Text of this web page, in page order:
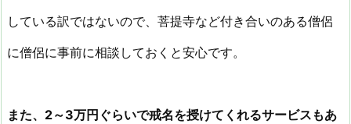
している訳ではないので、菩提寺など付き合いのある僧侶
に僧侶に事前に相談しておくと安心です。
また、2～3万円ぐらいで戒名を授けてくれるサービスもあ